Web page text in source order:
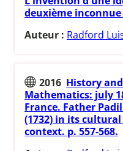
deuxième inconnue
Auteur : Radford
2016 History
Mathematics: july
France. Father
(1732) in its
context. p. 557-568.